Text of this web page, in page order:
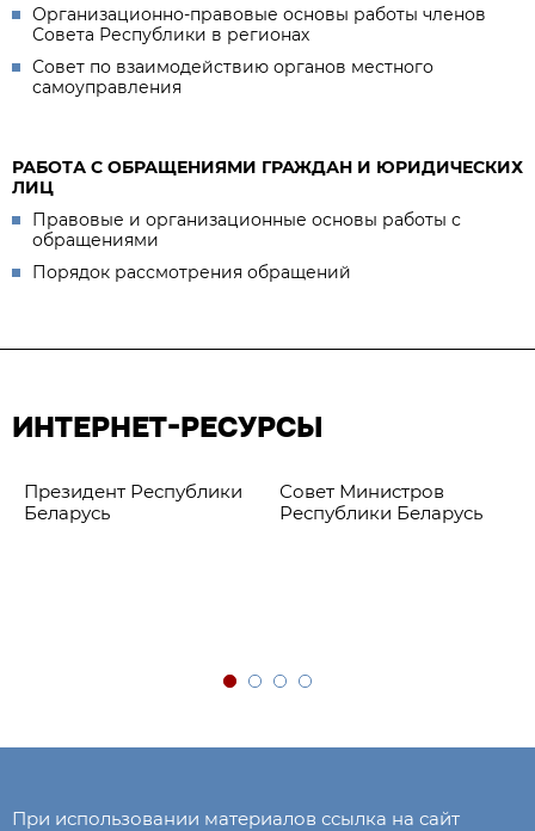
Организационно-правовые основы работы членов
Совета Республики в регионах
Совет по взаимодействию органов местного
самоуправления
РАБОТА С ОБРАЩЕНИЯМИ ГРАЖДАН И ЮРИДИЧЕСКИХ
ЛИЦ
Правовые и организационные основы работы с
обращениями
Порядок рассмотрения обращений
ИНТЕРНЕТ-РЕСУРСЫ
Президент Республики
Беларусь
Совет Министров
Республики Беларусь
При использовании материалов ссылка на сайт